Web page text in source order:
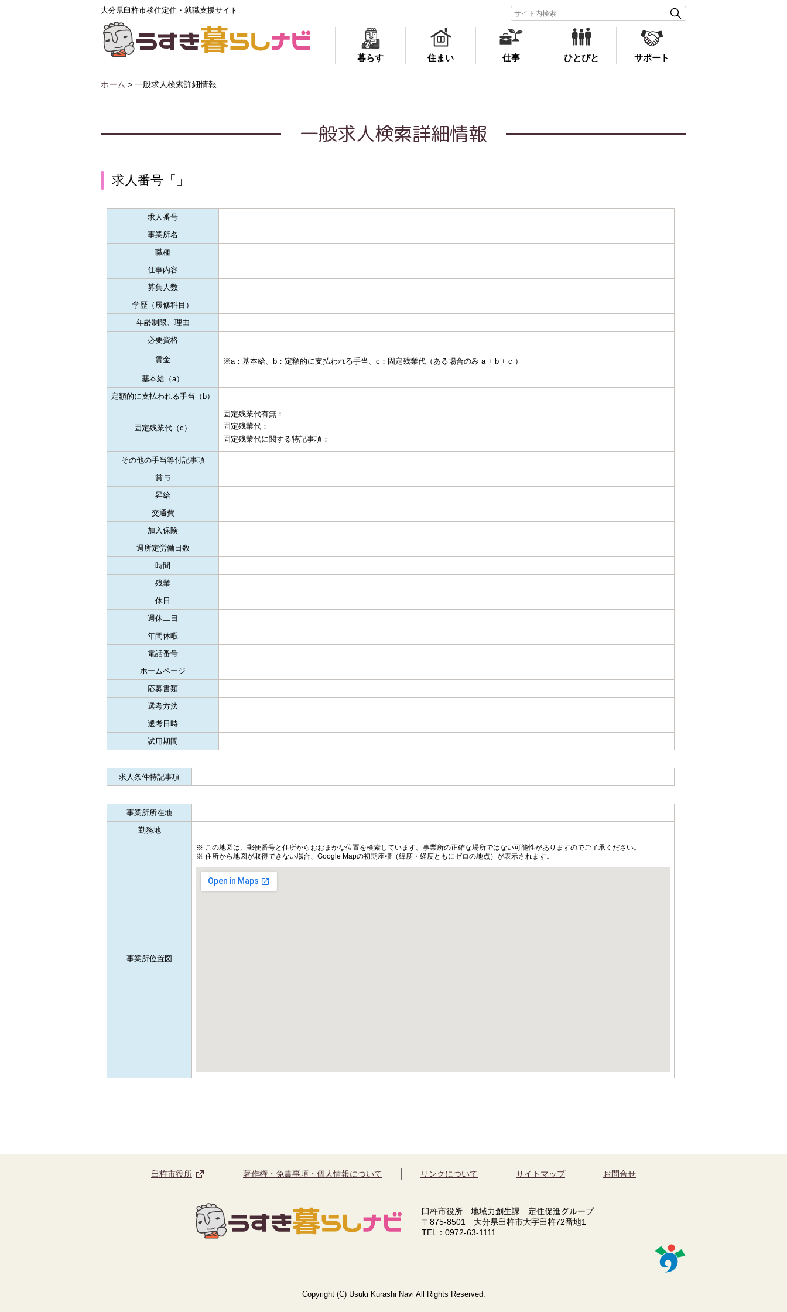
大分県臼杵市移住定住・就職支援サイト
暮らす 住まい 仕事 ひとびと サポート
ホーム > 一般求人検索詳細情報
一般求人検索詳細情報
求人番号「」
求人番号
事業所名
職種
仕事内容
募集人数
学歴（履修科目）
年齢制限、理由
必要資格
賃金
※a：基本給、b：定額的に支払われる手当、c：固定残業代（ある場合のみ a + b + c ）
基本給（a）
定額的に支払われる手当（b）
固定残業代（c）
固定残業代有無：
固定残業代：
固定残業代に関する特記事項：
その他の手当等付記事項
賞与
昇給
交通費
加入保険
週所定労働日数
時間
残業
休日
週休二日
年間休暇
電話番号
ホームページ
応募書類
選考方法
選考日時
試用期間
求人条件特記事項
事業所所在地
勤務地
事業所位置図
※ この地図は、郵便番号と住所からおおまかな位置を検索しています。事業所の正確な場所ではない可能性がありますのでご了承ください。
※ 住所から地図が取得できない場合、Google Mapの初期座標（緯度・経度ともにゼロの地点）が表示されます。
臼杵市役所 著作権・免責事項・個人情報について リンクについて サイトマップ お問合せ
臼杵市役所 地域力創生課 定住促進グループ
〒875-8501 大分県臼杵市大字臼杵72番地1
TEL：0972-63-1111
Copyright (C) Usuki Kurashi Navi All Rights Reserved.